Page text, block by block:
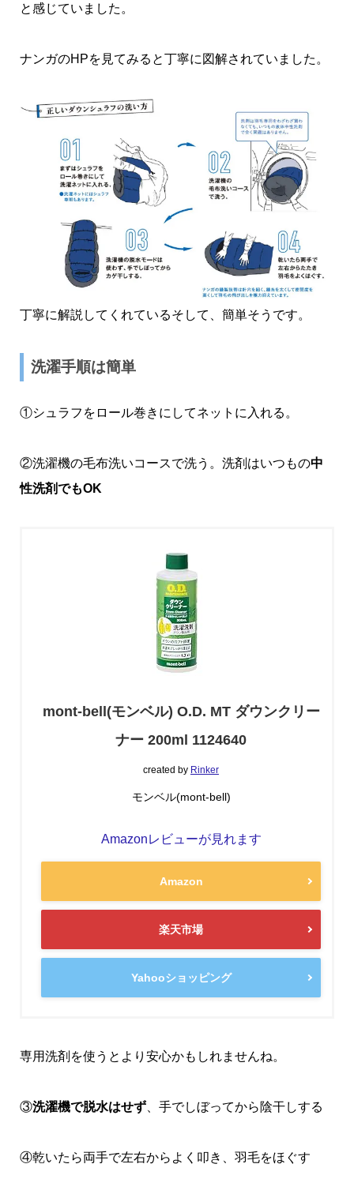
と感じていました。
ナンガのHPを見てみると丁寧に図解されていました。
丁寧に解説してくれているそして、簡単そうです。
洗濯手順は簡単
①シュラフをロール巻きにしてネットに入れる。
②洗濯機の毛布洗いコースで洗う。洗剤はいつもの中
性洗剤でもOK
mont-bell(モンベル) O.D. MT ダウンクリー
ナー 200ml 1124640
created by Rinker
モンベル(mont-bell)
Amazonレビューが見れます
Amazon
楽天市場
Yahooショッピング
専用洗剤を使うとより安心かもしれませんね。
③洗濯機で脱水はせず、手でしぼってから陰干しする
④乾いたら両手で左右からよく叩き、羽毛をほぐす